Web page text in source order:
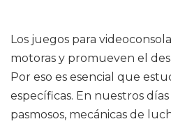
Los juegos para
motoras y promueven el
Por eso es esencial que
específicas. En nuestros
pasmosos, mecánicas de